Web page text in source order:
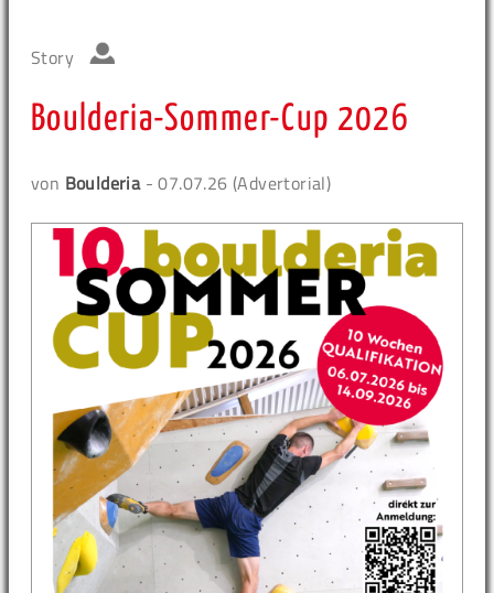
Story
Boulderia-Sommer-Cup 2026
von Boulderia- 07.07.26 (Advertorial)